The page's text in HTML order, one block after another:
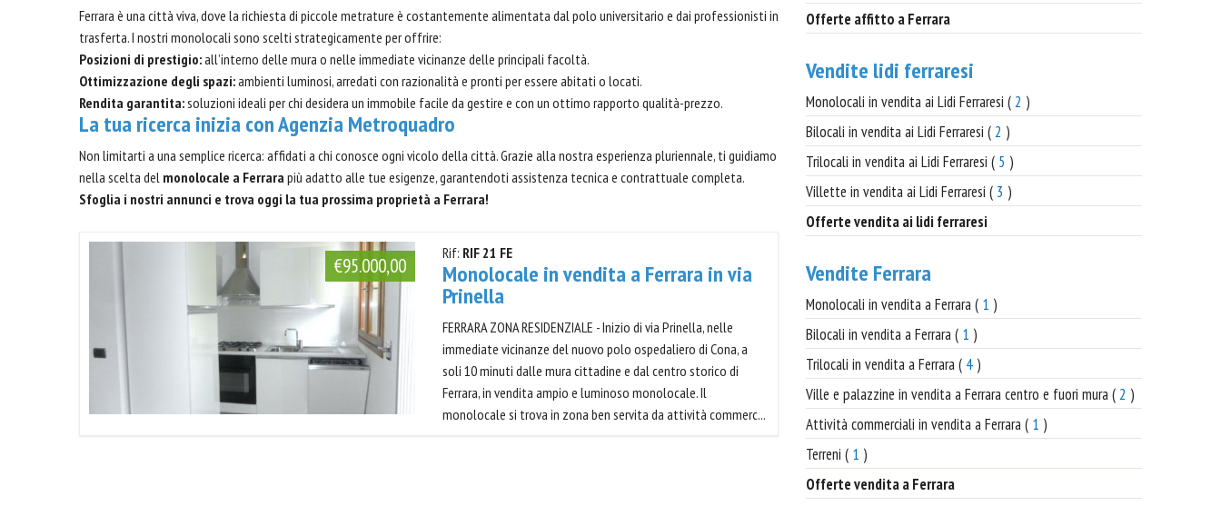
Ferrara è una città viva, dove la richiesta di piccole metrature è costantemente alimentata dal polo universitario e dai professionisti in
trasferta. I nostri monolocali sono scelti strategicamente per offrire:
Posizioni di prestigio:all’interno delle mura o nelle immediate vicinanze delle principali facoltà.
Ottimizzazione degli spazi:ambienti luminosi, arredati con razionalità e pronti per essere abitati o locati.
Rendita garantita:soluzioni ideali per chi desidera un immobile facile da gestire e con un ottimo rapporto qualità-prezzo.
La tua ricerca inizia con Agenzia Metroquadro
Non limitarti a una semplice ricerca: affidati a chi conosce ogni vicolo della città. Grazie alla nostra esperienza pluriennale, ti guidiamo
nella scelta del monolocale a Ferrara più adatto alle tue esigenze, garantendoti assistenza tecnica e contrattuale completa.
Sfoglia i nostri annunci e trova oggi la tua prossima proprietà a Ferrara!
€95.000,00
Rif: RIF 21 FE
Monolocale in vendita a Ferrara in via
Prinella
FERRARA ZONA RESIDENZIALE - Inizio di via Prinella, nelle
immediate vicinanze del nuovo polo ospedaliero di Cona, a
soli 10 minuti dalle mura cittadine e dal centro storico di
Ferrara, in vendita ampio e luminoso monolocale. Il
monolocale si trova in zona ben servita da attività commerc...
Offerte affitto a Ferrara
Vendite lidi ferraresi
Monolocali in vendita ai Lidi Ferraresi (2 )
Bilocali in vendita ai Lidi Ferraresi (2 )
Trilocali in vendita ai Lidi Ferraresi ( 5 )
Villette in vendita ai Lidi Ferraresi ( 3 )
Offerte vendita ai lidi ferraresi
Vendite Ferrara
Monolocali in vendita a Ferrara ( 1 )
Bilocali in vendita a Ferrara ( 1 )
Trilocali in vendita a Ferrara ( 4 )
Ville e palazzine in vendita a Ferrara centro e fuori mura (2 )
Attività commerciali in vendita a Ferrara ( 1 )
Terreni ( 1 )
Offerte vendita a Ferrara